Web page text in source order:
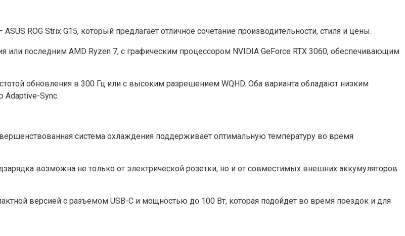
ROG Strix G15, который предлагает отличное сочетание производительности, стиля и цены.
последним AMD Ryzen 7, с графическим процессором NVIDIA GeForce RTX 3060, обеспечивающим
обновления в 300 Гц или с высоким разрешением WQHD. Оба варианта обладают низким
Sync.
система охлаждения поддерживает оптимальную температуру во время
возможна не только от электрической розетки, но и от совместимых внешних аккумуляторов
версией с разъемом USB-C и мощностью до 100 Вт, которая подойдет во время поездок и для